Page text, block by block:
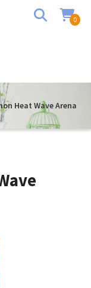
0
Heat Wave Arena